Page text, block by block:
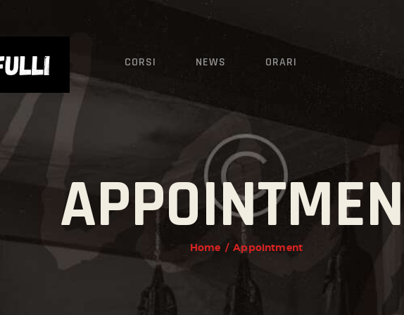
CORSI NEWS ORARI
Home Appointment
ORARI